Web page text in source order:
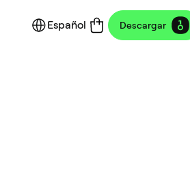
Español Descargar